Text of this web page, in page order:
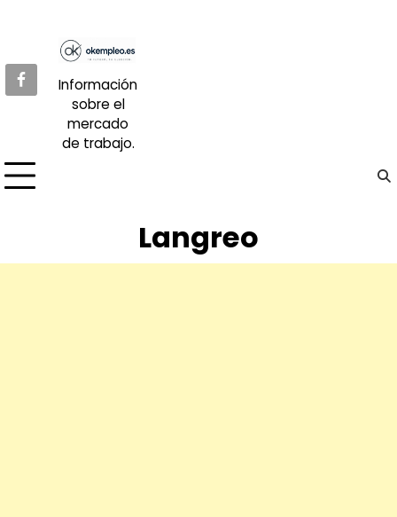
Información
sobre el
mercado
de trabajo.
Langreo